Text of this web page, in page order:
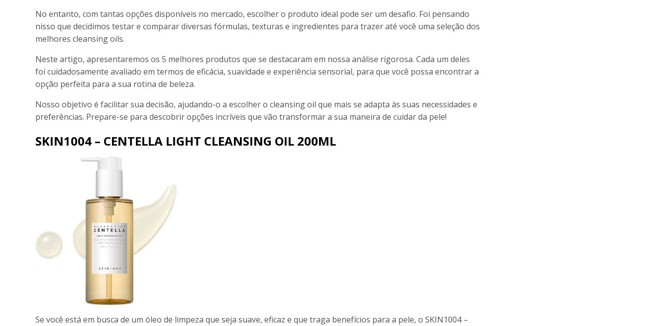
No entanto, com tantas opções disponíveis no mercado, escolher o produto ideal pode ser um desafio. Foi pensando
nisso que decidimos testar e comparar diversas fórmulas, texturas e ingredientes para trazer até você uma seleção dos
melhores cleansing oils.
Neste artigo, apresentaremos os 5 melhores produtos que se destacaram em nossa análise rigorosa. Cada um deles
foi cuidadosamente avaliado em termos de eficácia, suavidade e experiência sensorial, para que você possa encontrar a
opção perfeita para a sua rotina de beleza.
Nosso objetivo é facilitar sua decisão, ajudando-o a escolher o cleansing oil que mais se adapta às suas necessidades e
preferências. Prepare-se para descobrir opções incríveis que vão transformar a sua maneira de cuidar da pele!
SKIN1004 – CENTELLA LIGHT CLEANSING OIL 200ML
Se você está em busca de um óleo de limpeza que seja suave, eficaz e que traga benefícios para a pele, o SKIN1004 –